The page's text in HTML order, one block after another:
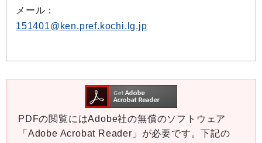
メール：
151401@ken.pref.kochi.lg.jp
PDFの閲覧にはAdobe社の無償のソフトウェア
「Adobe Acrobat Reader」が必要です。下記の